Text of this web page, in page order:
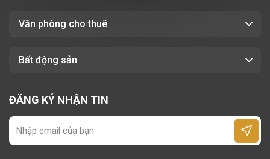
Nguyên sàn: 191m²
29 USD/m²/tháng
(chưa bao gồm phí
Các chi phí khác như
xe, phí làm việc ngoài giờ,... được tính
theo quy định riêng, đảm bảo minh bạch
và cạnh tranh.
Văn phòng cho thuê
Bất động sản
ĐĂNG KÝ NHẬN TIN